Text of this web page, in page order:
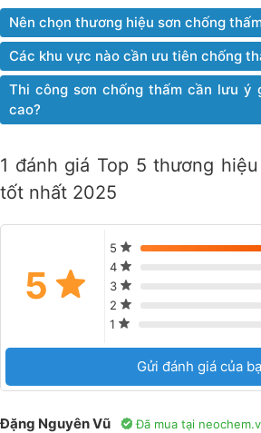
Nên chọn thương hiệu sơn chống
Các khu vực nào cần ưu tiên chống
Thi công sơn chống thấm cần lưu ý
cao?
1 đánh giá Top 5 thương
tốt nhất 2025
5
5
4
3
2
1
Gửi đánh giá của
Đặng Nguyên Vũ Đã mua tại